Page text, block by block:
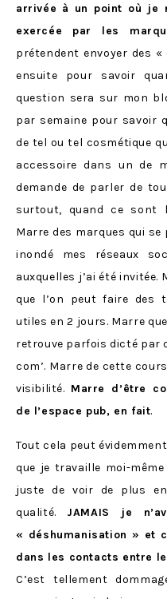
arrivée à un point où je
exercée par les
prétendent envoyer des
ensuite pour savoir
question sera sur mon
par semaine pour savoir
de tel ou tel cosmétique
accessoire dans un de
demande de parler de
surtout, quand ce sont
Marre des marques qui
inondé mes réseaux
auxquelles j’ai été
que l’on peut faire des
utiles en 2 jours. Marre
retrouve parfois dicté par
com’. Marre de cette
visibilité. Marre d’être
de l’espace pub, en fait.
Tout cela peut
que je travaille moi-
juste de voir de plus
qualité. JAMAIS je
« déshumanisation » et
dans les contacts entre
C’est tellement